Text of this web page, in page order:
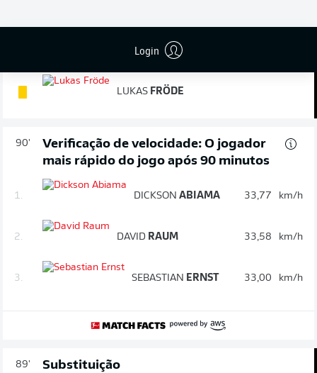
Login
LUKAS FRÖDE
90'
Verificação de velocidade: O jogador
mais rápido do jogo após 90 minutos
1. DICKSON ABIAMA 33,77 km/h
2. DAVID RAUM 33,58 km/h
3. SEBASTIAN ERNST 33,00 km/h
89' Substituição